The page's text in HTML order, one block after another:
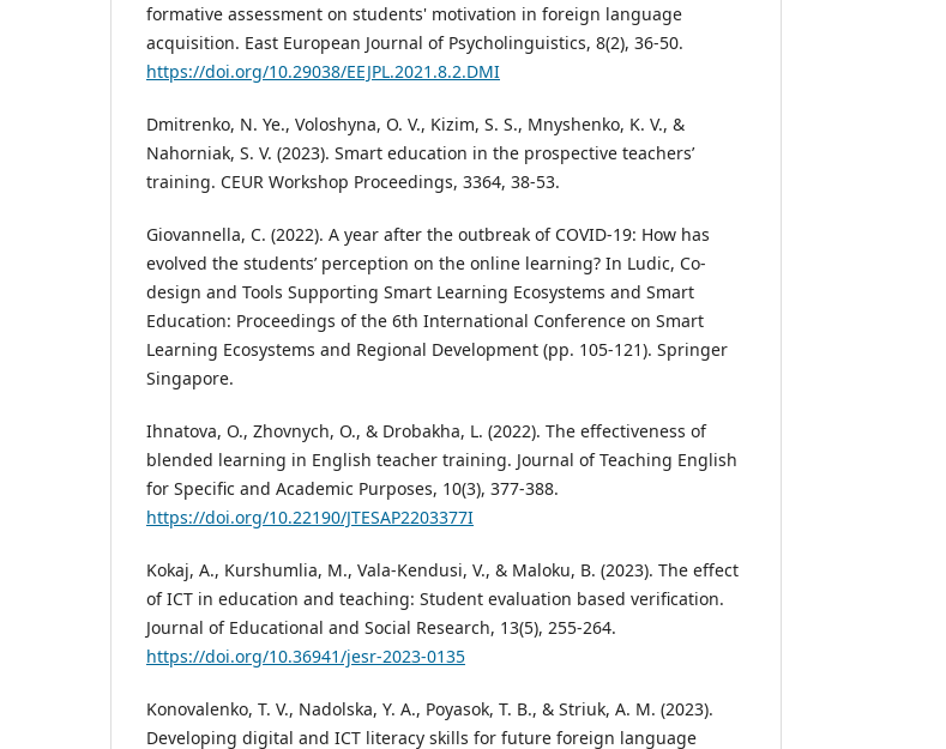
formative assessment on students' motivation in foreign language
acquisition. East European Journal of Psycholinguistics, 8(2), 36-50.
https://doi.org/10.29038/EEJPL.2021.8.2.DMI
Dmitrenko, N. Ye., Voloshyna, O. V., Kizim, S. S., Mnyshenko, K. V., &
Nahorniak, S. V. (2023). Smart education in the prospective teachers’
training. CEUR Workshop Proceedings, 3364, 38-53.
Giovannella, C. (2022). A year after the outbreak of COVID-19: How has
evolved the students’ perception on the online learning? In Ludic, Co-
design and Tools Supporting Smart Learning Ecosystems and Smart
Education: Proceedings of the 6th International Conference on Smart
Learning Ecosystems and Regional Development (pp. 105-121). Springer
Singapore.
Ihnatova, O., Zhovnych, O., & Drobakha, L. (2022). The effectiveness of
blended learning in English teacher training. Journal of Teaching English
for Specific and Academic Purposes, 10(3), 377-388.
https://doi.org/10.22190/JTESAP2203377I
Kokaj, A., Kurshumlia, M., Vala-Kendusi, V., & Maloku, B. (2023). The effect
of ICT in education and teaching: Student evaluation based verification.
Journal of Educational and Social Research, 13(5), 255-264.
https://doi.org/10.36941/jesr-2023-0135
Konovalenko, T. V., Nadolska, Y. A., Poyasok, T. B., & Striuk, A. M. (2023).
Developing digital and ICT literacy skills for future foreign language